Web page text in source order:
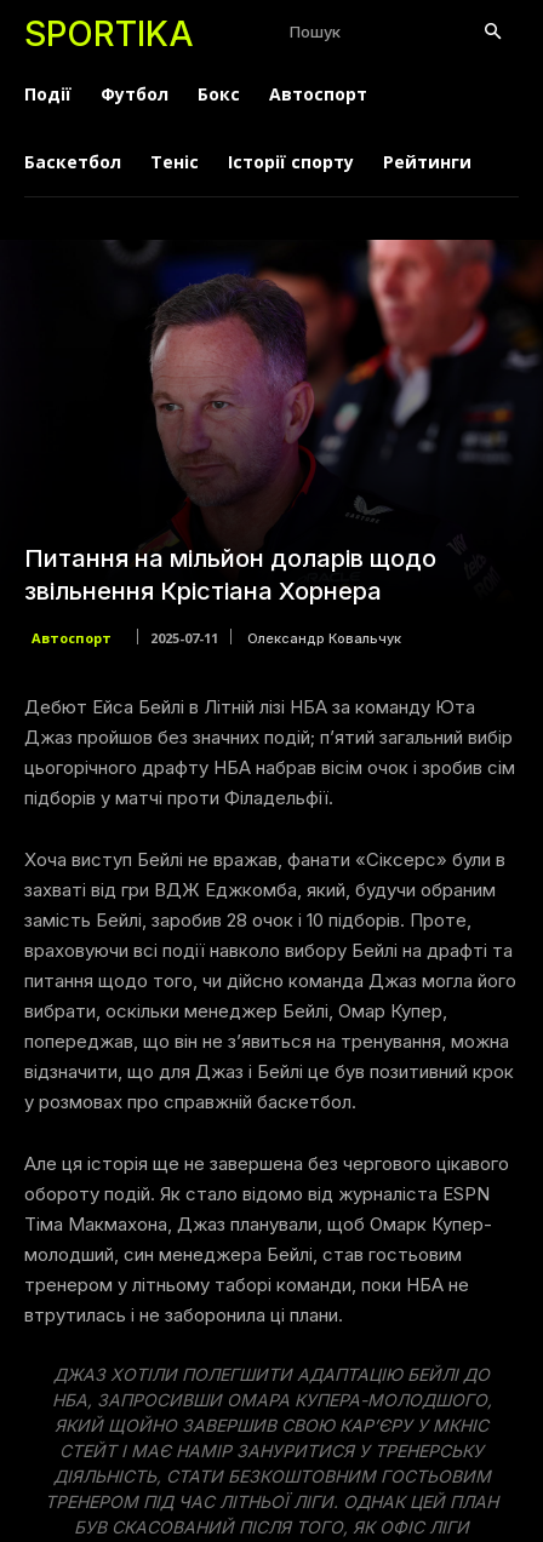
SPORTIKA Пошук
Події Футбол Бокс Автоспорт
Баскетбол Теніс Історії спорту Рейтинги
Питання на мільйон доларів щодо
звільнення Крістіана Хорнера
Автоспорт 2025-07-11 Олександр Ковальчук
Дебют Ейса Бейлі в Літній лізі НБА за команду Юта
Джаз пройшов без значних подій; п’ятий загальний вибір
цьогорічного драфту НБА набрав вісім очок і зробив сім
підборів у матчі проти Філадельфії.
Хоча виступ Бейлі не вражав, фанати «Сіксерс» були в
захваті від гри ВДЖ Еджкомба, який, будучи обраним
замість Бейлі, заробив 28 очок і 10 підборів. Проте,
враховуючи всі події навколо вибору Бейлі на драфті та
питання щодо того, чи дійсно команда Джаз могла його
вибрати, оскільки менеджер Бейлі, Омар Купер,
попереджав, що він не з’явиться на тренування, можна
відзначити, що для Джаз і Бейлі це був позитивний крок
у розмовах про справжній баскетбол.
Але ця історія ще не завершена без чергового цікавого
обороту подій. Як стало відомо від журналіста ESPN
Тіма Макмахона, Джаз планували, щоб Омарк Купер-
молодший, син менеджера Бейлі, став гостьовим
тренером у літньому таборі команди, поки НБА не
втрутилась і не заборонила ці плани.
ДЖАЗ ХОТІЛИ ПОЛЕГШИТИ АДАПТАЦІЮ БЕЙЛІ ДО
НБА, ЗАПРОСИВШИ ОМАРА КУПЕРА-МОЛОДШОГО,
ЯКИЙ ЩОЙНО ЗАВЕРШИВ СВОЮ КАР’ЄРУ У МКНІС
СТЕЙТ І МАЄ НАМІР ЗАНУРИТИСЯ У ТРЕНЕРСЬКУ
ДІЯЛЬНІСТЬ, СТАТИ БЕЗКОШТОВНИМ ГОСТЬОВИМ
ТРЕНЕРОМ ПІД ЧАС ЛІТНЬОЇ ЛІГИ. ОДНАК ЦЕЙ ПЛАН
БУВ СКАСОВАНИЙ ПІСЛЯ ТОГО, ЯК ОФІС ЛІГИ